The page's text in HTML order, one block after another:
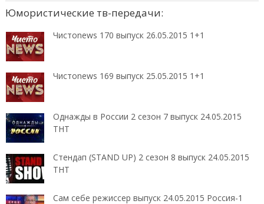
Юмористические тв-передачи:
Чистоnews 170 выпуск 26.05.2015 1+1
Чистоnews 169 выпуск 25.05.2015 1+1
Однажды в России 2 сезон 7 выпуск 24.05.2015
ТНТ
Стендап (STAND UP) 2 сезон 8 выпуск 24.05.2015
ТНТ
Сам себе режиссер выпуск 24.05.2015 Россия-1